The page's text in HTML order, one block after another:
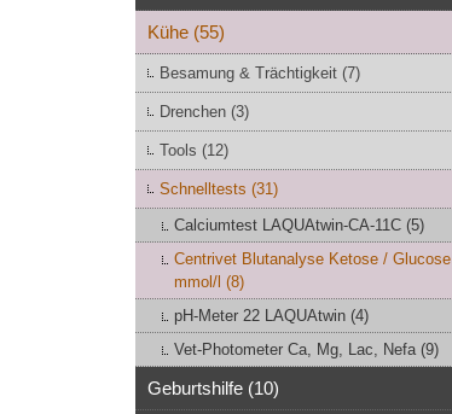
Kühe (55)
Besamung & Trächtigkeit (7)
Drenchen (3)
Tools (12)
Schnelltests (31)
Calciumtest LAQUAtwin-CA-11C (5)
Centrivet Blutanalyse Ketose / Glucose
mmol/l (8)
pH-Meter 22 LAQUAtwin (4)
Vet-Photometer Ca, Mg, Lac, Nefa (9)
Geburtshilfe (10)